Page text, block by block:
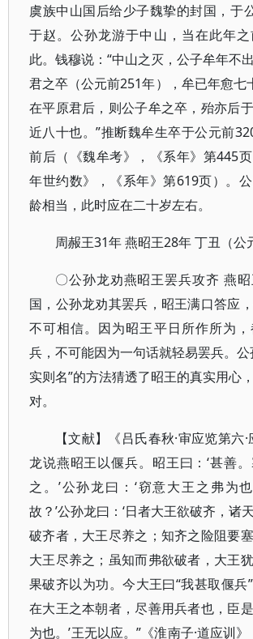
虞族中山国后给少子魏挚的封国，于
于赵。公孙龙游于中山，当在此年
此。钱穆说：“中山之灭，公子牟年不
君之卒（公元前251年），牟已年愈
在平原君后，则公子牟之卒，殆亦后
近八十也。”推断魏牟生卒于公元前
前后（《魏牟考》，《系年》第445
年世约数》，《系年》第619页）。
龄相当，此时应在二十岁左右。
周赧王31年 燕昭王28年 丁丑（公
〇公孙龙劝燕昭王罢兵攻齐 燕
国，公孙龙劝其罢兵，昭王满口答应
不可相信。因为昭王平日所作所为
兵，不可能因为一句话就轻易罢兵。公
实则名”的方法猜透了昭王的真实用心
对。
【文献】《吕氏春秋·审应览第六
龙说燕昭王以偃兵。昭王曰：‘甚善
之。’公孙龙曰：‘窃意大王之弗为
故？’公孙龙曰：‘日者大王欲破齐，诸
破齐者，大王尽养之；知齐之险阻要
大王尽养之；虽知而弗欲破者，大王
果破齐以为功。今大王曰“我甚取偃兵
在大王之本朝者，尽善用兵者也，臣
为也。’王无以应。”《淮南子·道应训